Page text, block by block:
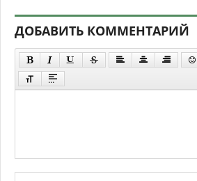
ДОБАВИТЬ КОММЕНТАРИЙ